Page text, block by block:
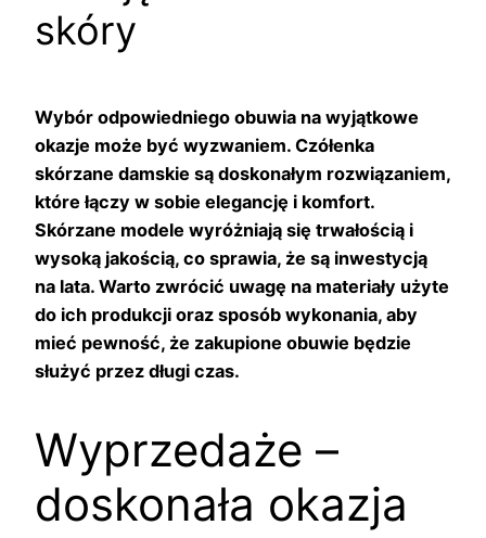
skóry
Wybór odpowiedniego obuwia na wyjątkowe
okazje może być wyzwaniem. Czółenka
skórzane damskie są doskonałym rozwiązaniem,
które łączy w sobie elegancję i komfort.
Skórzane modele wyróżniają się trwałością i
wysoką jakością, co sprawia, że są inwestycją
na lata. Warto zwrócić uwagę na materiały użyte
do ich produkcji oraz sposób wykonania, aby
mieć pewność, że zakupione obuwie będzie
służyć przez długi czas.
Wyprzedaże –
doskonała okazja